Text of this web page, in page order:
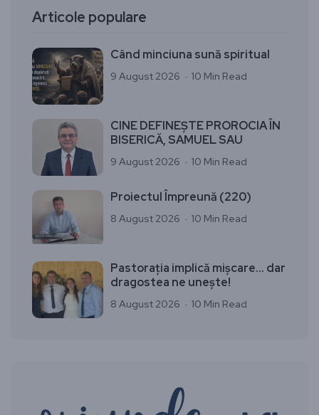
Articole populare
Când minciuna sună spiritual
9 August 2026 10 Min Read
CINE DEFINEȘTE PROROCIA ÎN
BISERICĂ, SAMUEL SAU
9 August 2026 10 Min Read
Proiectul Împreună (220)
8 August 2026 10 Min Read
Pastorația implică mișcare… dar
dragostea ne unește!
8 August 2026 10 Min Read